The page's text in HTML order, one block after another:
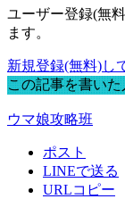
ユーザー登録(無
ます。
新規登録(無料)し
この記事を書いた
ウマ娘攻略班
ポスト
LINEで送る
URLコピー